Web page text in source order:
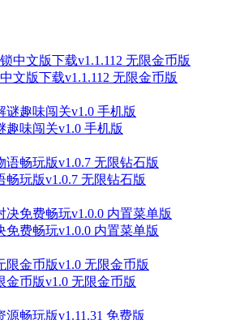
文版下载v1.1.112 无限金币版
趣味闯关v1.0 手机版
畅玩版v1.0.7 无限钻石版
免费畅玩v1.0.0 内置菜单版
金币版v1.0 无限金币版